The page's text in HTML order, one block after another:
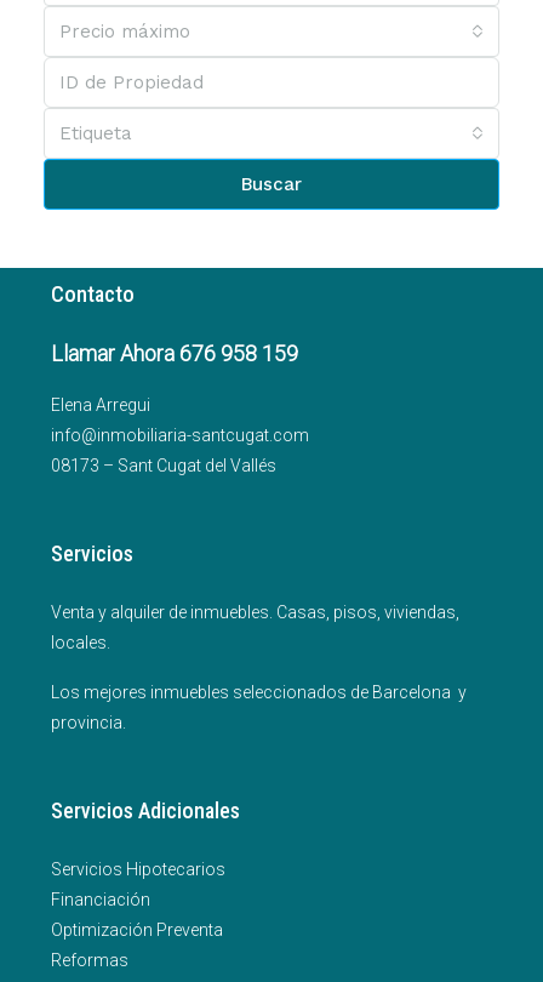
Precio máximo
Etiqueta
Buscar
Contacto
Llamar Ahora 676 958 159
Elena Arregui
info@inmobiliaria-santcugat.com
08173 – Sant Cugat del Vallés
Servicios
Venta y alquiler de inmuebles. Casas, pisos, viviendas,
locales.
Los mejores inmuebles seleccionados de Barcelona y
provincia.
Servicios Adicionales
Servicios Hipotecarios
Financiación
Optimización Preventa
Reformas